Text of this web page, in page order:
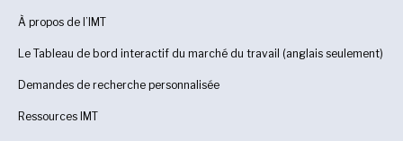
À propos de l’IMT
Le Tableau de bord interactif du marché du travail (anglais seulement)
Demandes de recherche personnalisée
Ressources IMT